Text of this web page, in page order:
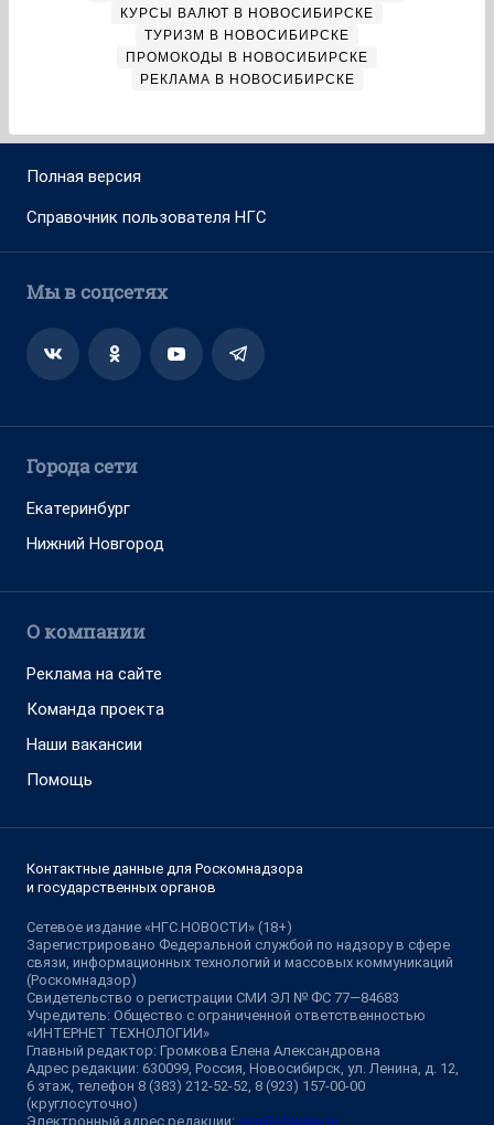
КУРСЫ ВАЛЮТ В НОВОСИБИРСКЕ
ТУРИЗМ В НОВОСИБИРСКЕ
ПРОМОКОДЫ В НОВОСИБИРСКЕ
РЕКЛАМА В НОВОСИБИРСКЕ
Полная версия
Справочник пользователя НГС
Мы в соцсетях
Города сети
Екатеринбург
Нижний Новгород
О компании
Реклама на сайте
Команда проекта
Наши вакансии
Помощь
Контактные данные для Роскомнадзора
и государственных органов
Сетевое издание «НГС.НОВОСТИ» (18+)
Зарегистрировано Федеральной службой по надзору в сфере
связи, информационных технологий и массовых коммуникаций
(Роскомнадзор)
Свидетельство о регистрации СМИ ЭЛ № ФС 77—84683
Учредитель: Общество с ограниченной ответственностью
«ИНТЕРНЕТ ТЕХНОЛОГИИ»
Главный редактор: Громкова Елена Александровна
Адрес редакции: 630099, Россия, Новосибирск, ул. Ленина, д. 12,
6 этаж, телефон 8 (383) 212-52-52, 8 (923) 157-00-00
(круглосуточно)
Электронный адрес редакции: ngs@shkulev.ru